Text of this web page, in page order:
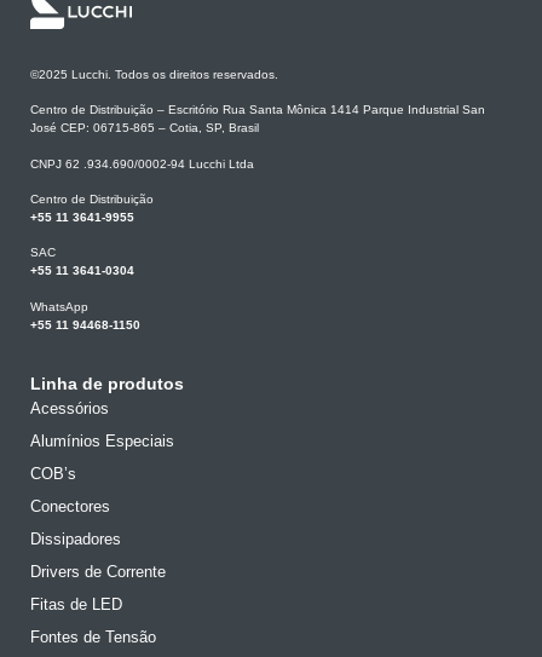
©2025 Lucchi. Todos os direitos reservados.
Centro de Distribuição – Escritório Rua Santa Mônica 1414 Parque Industrial San
José CEP: 06715-865 – Cotia, SP, Brasil
CNPJ 62 .934.690/0002-94 Lucchi Ltda
Centro de Distribuição
+55 11 3641-9955
SAC
+55 11 3641-0304
WhatsApp
+55 11 94468-1150
Linha de produtos
Acessórios
Alumínios Especiais
COB’s
Conectores
Dissipadores
Drivers de Corrente
Fitas de LED
Fontes de Tensão